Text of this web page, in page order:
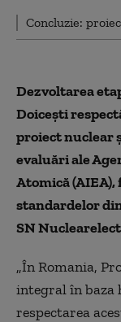
Concluzie:
Dezvoltarea
Doicești
proiect nuclear
evaluări ale
Atomică
standardelor
SN
„În Romania,
integral în
respectarea